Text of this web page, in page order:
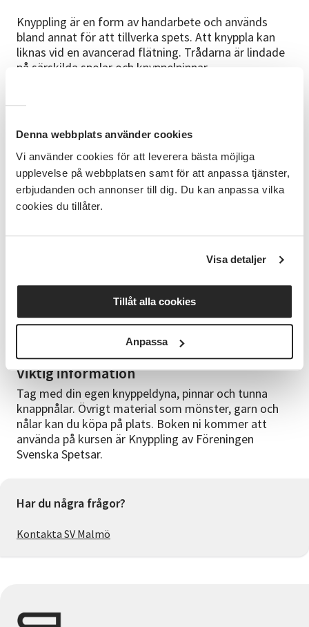
Denna webbplats använder cookies
Vi använder cookies för att leverera bästa möjliga
upplevelse på webbplatsen samt för att anpassa tjänster,
erbjudanden och annonser till dig. Du kan anpassa vilka
cookies du tillåter.
Visa detaljer
Tillåt alla cookies
Anpassa
Knyppling är en form av handarbete och används
bland annat för att tillverka spets. Att knyppla kan
liknas vid en avancerad flätning. Trådarna är lindade
på särskilda spolar och knyppelpinnar.
och garn fästes. Vi börjar med Vadstenaknyppling
men kan också komma att beröra Skånsk knyppling.
Traditionellt knypplar men med lingarn i olika
grovlekar.
Förkunskap
Kursledare
Skånskt ända sedan ungdomen. Hon har gått kurser
och hållit kurser under många år.
Viktig information
Tag med din egen knyppeldyna, pinnar och tunna
knappnålar. Övrigt material som mönster, garn och
nålar kan du köpa på plats. Boken ni kommer att
använda på kursen är Knyppling av Föreningen
Svenska Spetsar.
Har du några frågor?
Kontakta SV Malmö